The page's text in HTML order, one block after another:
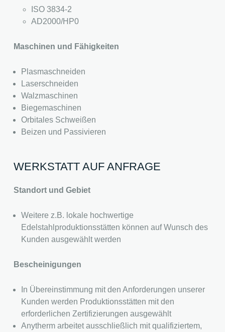
ISO 3834-2
AD2000/HP0
Maschinen und Fähigkeiten
Plasmaschneiden
Laserschneiden
Walzmaschinen
Biegemaschinen
Orbitales Schweißen
Beizen und Passivieren
WERKSTATT AUF ANFRAGE
Standort und Gebiet
Weitere z.B. lokale hochwertige
Edelstahlproduktionsstätten können auf Wunsch des
Kunden ausgewählt werden
Bescheinigungen
In Übereinstimmung mit den Anforderungen unserer
Kunden werden Produktionsstätten mit den
erforderlichen Zertifizierungen ausgewählt
Anytherm arbeitet ausschließlich mit qualifiziertem,